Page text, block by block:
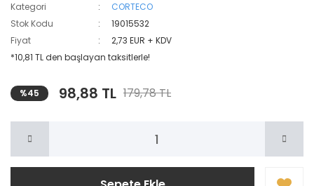
Kategori
CORTECO
Stok Kodu
19015532
Fiyat
2,73 EUR + KDV
*10,81 TL den başlayan taksitlerle!
%45 98,88 TL 179,78 TL